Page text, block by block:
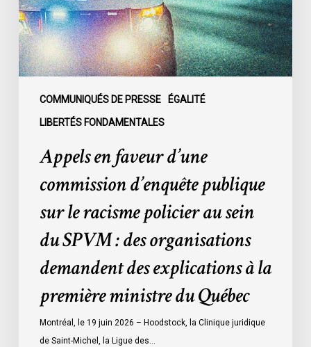
COMMUNIQUÉS DE PRESSE ÉGALITÉ
LIBERTÉS FONDAMENTALES
publique
sur
le
racisme
SPVM
organisations
explications
première
ministre
Appels en faveur d’une
commission d’enquête publique
sur le racisme policier au sein
du SPVM : des organisations
demandent des explications à la
première ministre du Québec
Montréal, le 19 juin 2026 – Hoodstock, la Clinique juridique
de Saint-Michel, la Ligue des…